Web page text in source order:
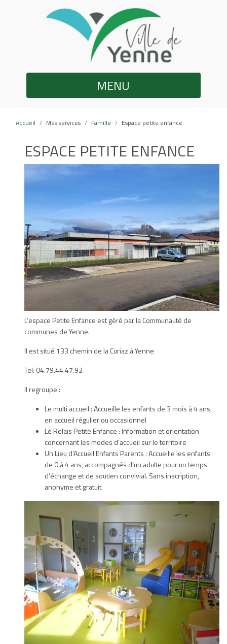
MENU
Accueil Mes services Famille Espace petite enfance
ESPACE PETITE ENFANCE
L’espace Petite Enfance est géré par la Communauté de
communes de Yenne.
Il est situé 133 chemin de la Curiaz à Yenne
Tel: 04.79.44.47.92
Il regroupe :
Le multi accueil : Accueille les enfants de 3 mois à 4 ans,
en accueil régulier ou occasionnel
Le Relais Petite Enfance : Information et orientation
concernant les modes d’accueil sur le territoire
Un Lieu d’Accueil Enfants Parents : Accueille les enfants
de 0 à 4 ans, accompagnés d’un adulte pour un temps
d’échange et de soutien convivial. Sans inscription,
anonyme et gratuit.